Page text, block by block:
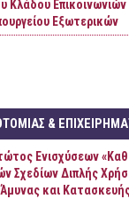
Κλάδου Επικοινωνιών
Εξωτερικών
&
Ενισχύσεων
Σχεδίων Διπλής
και